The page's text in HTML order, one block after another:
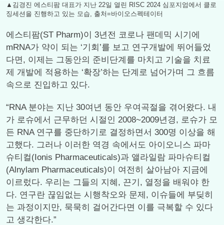
▲김경진 에스티팜 대표가 지난 22일 열린 RISC 2024 심포지엄에서 클로
징세션을 진행하고 있는 모습, 출처=바이오스펙테이터
에스티팜(ST Pharm)이 3년전 코로나 팬데믹 시기에
mRNA가 약이 되는 ‘기회’를 보고 연구개발에 뛰어들었
다면, 이제는 그동안의 준비단계를 마치고 기술을 치료
제 개발에 적용하는 ‘확장’하는 단계로 넘어가며 그 흐름
속으로 진입하고 있다.
“RNA 분야는 지난 30여년 동안 우여곡절을 겪어왔다. 내
가 로슈에서 근무하던 시절인 2008~2009년경, 로슈가 모
든 RNA 연구를 중단하기로 결정하면서 300명 이상을 해
고했다. 그러나 이러한 역경 속에서도 아이오니스 파마
슈티컬(Ionis Pharmaceuticals)과 앨라일람 파마슈티컬
(Alnylam Pharmaceuticals)이 여전히 살아남아 지금에
이르렀다. 우리는 그들의 지혜, 끈기, 열정을 배워야 한
다. 연구란 끊임없는 시행착오와 문제, 이슈들에 부딪히
는 과정이지만, 묵묵히 걸어간다면 이를 극복할 수 있다
고 생각한다.”